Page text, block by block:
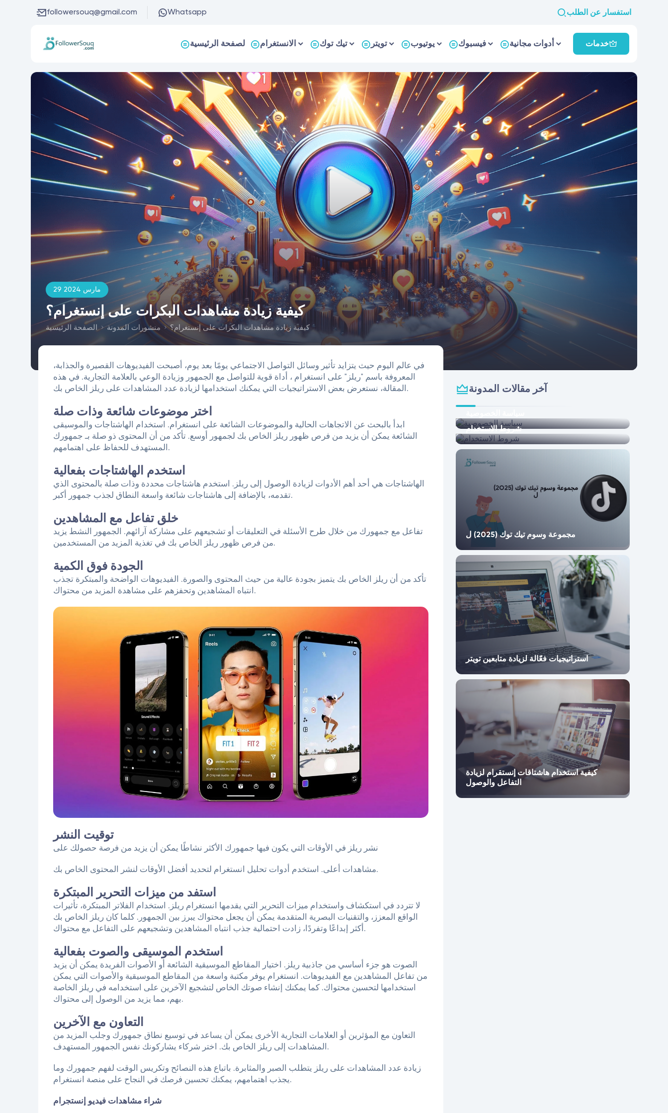
followersouq@gmail.com Whatsapp استفسار عن الطلب
لصفحة الرئيسية الانستغرام تيك توك تويتر يوتيوب فيسبوك أدوات مجانية خدمات
29 مارس 2024
كيفية زيادة مشاهدات البكرات على إنستغرام؟
الصفحة الرئيسية كيفية زيادة مشاهدات البكرات على إنستغرام؟
في عالم اليوم حيث يتزايد تأثير وسائل التواصل الاجتماعي يومًا بعد يوم، أصبحت الفيديوهات القصيرة والجذابة،
المعروفة باسم "ريلز" على انستغرام ، أداة قوية للتواصل مع الجمهور وزيادة الوعي بالعلامة التجارية. في هذه
المقالة، نستعرض بعض الاستراتيجيات التي يمكنك استخدامها لزيادة عدد المشاهدات على ريلز الخاص بك.
اختر موضوعات شائعة وذات صلة
ابدأ بالبحث عن الاتجاهات الحالية والموضوعات الشائعة على انستغرام. استخدام الهاشتاجات والموسيقى
الشائعة يمكن أن يزيد من فرص ظهور ريلز الخاص بك لجمهور أوسع. تأكد من أن المحتوى ذو صلة بـ جمهورك
المستهدف للحفاظ على اهتمامهم.
استخدم الهاشتاجات بفعالية
الهاشتاجات هي أحد أهم الأدوات لزيادة الوصول إلى ريلز. استخدم هاشتاجات محددة وذات صلة بالمحتوى الذي
تقدمه، بالإضافة إلى هاشتاجات شائعة واسعة النطاق لجذب جمهور أكبر.
خلق تفاعل مع المشاهدين
تفاعل مع جمهورك من خلال طرح الأسئلة في التعليقات أو تشجيعهم على مشاركة آرائهم. الجمهور النشط يزيد
من فرص ظهور ريلز الخاص بك في تغذية المزيد من المستخدمين.
الجودة فوق الكمية
تأكد من أن ريلز الخاص بك يتميز بجودة عالية من حيث المحتوى والصورة. الفيديوهات الواضحة والمبتكرة تجذب
انتباه المشاهدين وتحفزهم على مشاهدة المزيد من محتواك.
توقيت النشر
مشاهدات أعلى. استخدم أدوات تحليل انستغرام لتحديد أفضل الأوقات لنشر المحتوى الخاص بك.
استفد من ميزات التحرير المبتكرة
لا تتردد في استكشاف واستخدام ميزات التحرير التي يقدمها انستغرام ريلز. استخدام الفلاتر المبتكرة، تأثيرات
الواقع المعزز، والتقنيات البصرية المتقدمة يمكن أن يجعل محتواك يبرز بين الجمهور. كلما كان ريلز الخاص بك
أكثر إبداعًا وتفردًا، زادت احتمالية جذب انتباه المشاهدين وتشجيعهم على التفاعل مع محتواك.
استخدم الموسيقى والصوت بفعالية
الصوت هو جزء أساسي من جاذبية ريلز. اختيار المقاطع الموسيقية الشائعة أو الأصوات الفريدة يمكن أن يزيد
من تفاعل المشاهدين مع الفيديوهات. انستغرام يوفر مكتبة واسعة من المقاطع الموسيقية والأصوات التي يمكن
استخدامها لتحسين محتواك. كما يمكنك إنشاء صوتك الخاص لتشجيع الآخرين على استخدامه في ريلز الخاصة
بهم، مما يزيد من الوصول إلى محتواك.
التعاون مع الآخرين
التعاون مع المؤثرين أو العلامات التجارية الأخرى يمكن أن يساعد في توسيع نطاق جمهورك وجلب المزيد من
المشاهدات إلى ريلز الخاص بك. اختر شركاء يشاركونك نفس الجمهور المستهدف.
زيادة عدد المشاهدات على ريلز يتطلب الصبر والمثابرة. باتباع هذه النصائح وتكريس الوقت لفهم جمهورك وما
يجذب اهتمامهم، يمكنك تحسين فرصك في النجاح على منصة انستغرام.
شراء مشاهدات فيديو إنستجرام
آخر مقالات المدونة
شروط الاستخدام
مجموعة وسوم تيك توك (2025) ل
استراتيجيات فعّالة لزيادة متابعين تويتر
كيفية استخدام هاشتاقات إنستقرام لزيادة
التفاعل والوصول